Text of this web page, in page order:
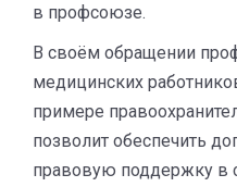
в профсоюзе.
В своём обращении
медицинских
примере
позволит обеспечить
правовую поддержку в